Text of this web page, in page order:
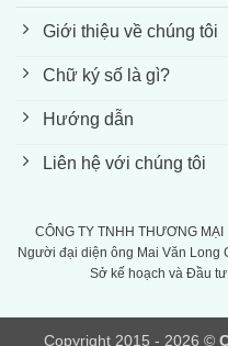
Giới thiệu về chúng tôi
Chữ ký số là gì?
Hướng dẫn
Liên hệ với chúng tôi
CÔNG TY TNHH THƯƠNG MẠI
Người đại diện ông Mai Văn Long
Sở kế hoạch và Đầu
Copyright 2015 - 2026 ©